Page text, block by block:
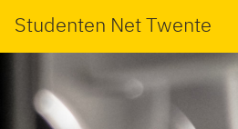
Studenten Net Twente